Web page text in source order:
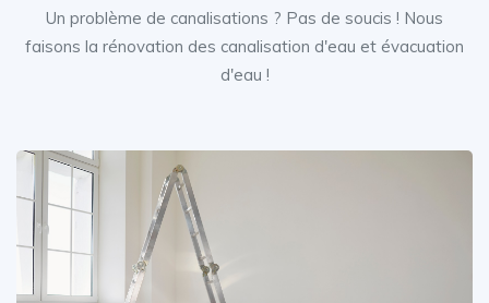
Un problème de canalisations ? Pas de soucis ! Nous
faisons la rénovation des canalisation d'eau et évacuation
d'eau !